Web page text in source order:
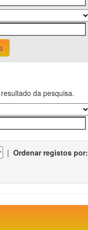
da pesquisa.
| Ordenar registos por: